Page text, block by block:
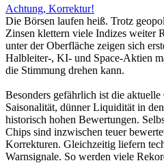
Achtung, Korrektur!
Die Börsen laufen heiß. Trotz
Zinsen klettern viele Indizes weiter
unter der Oberfläche zeigen sich
Halbleiter-, KI- und Space-Aktien
die Stimmung drehen kann.
Besonders gefährlich ist die aktuelle
Saisonalität, dünner Liquidität in
historisch hohen Bewertungen.
Chips sind inzwischen teuer
Korrekturen. Gleichzeitig liefern
Warnsignale. So werden viele